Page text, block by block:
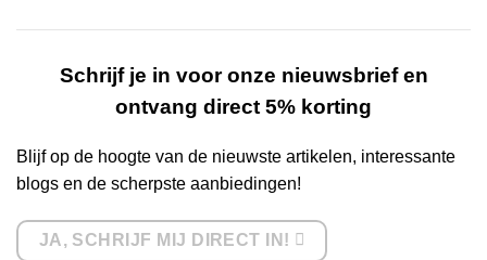
Schrijf je in voor onze nieuwsbrief en
ontvang direct 5% korting
Blijf op de hoogte van de nieuwste artikelen, interessante
blogs en de scherpste aanbiedingen!
JA, SCHRIJF MIJ DIRECT IN!